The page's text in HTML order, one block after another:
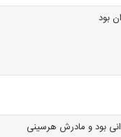
بود
بود و مادرش هرسینی